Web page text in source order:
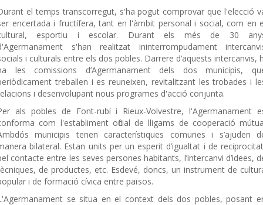
el temps transcorregut, s'ha pogut comprovar que l'elecció
encertada i fructífera, tant en l'àmbit personal i social, com en
esportiu i escolar. Durant els més de 30
s'han realitzat ininterrompudament
i culturals entre els dos pobles. Darrere d’aquests intercanvis,
les comissions d’Agermanament dels dos municipis,
treballen i es reuneixen, revitalitzant les trobades i
i desenvolupant nous programes d'acció conjunta.
als pobles de Font-rubí i Rieux-Volvestre, l'Agermanament
com l'establiment oficial de lligams de cooperació
municipis tenen característiques comunes i s’ajuden
bilateral. Estan units per un esperit d’igualtat i de
contacte entre les seves persones habitants, l’intercanvi d’idees,
de productes, etc. Esdevé, doncs, un instrument de
i de formació cívica entre països.
se situa en el context dels dos pobles, posant